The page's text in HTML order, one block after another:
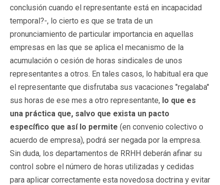
conclusión cuando el representante está en incapacidad
temporal?-, lo cierto es que se trata de un
pronunciamiento de particular importancia en aquellas
empresas en las que se aplica el mecanismo de la
acumulación o cesión de horas sindicales de unos
representantes a otros. En tales casos, lo habitual era que
el representante que disfrutaba sus vacaciones "regalaba"
sus horas de ese mes a otro representante, lo que es
una práctica que, salvo que exista un pacto
específico que así lo permite (en convenio colectivo o
acuerdo de empresa), podrá ser negada por la empresa.
Sin duda, los departamentos de RRHH deberán afinar su
control sobre el número de horas utilizadas y cedidas
para aplicar correctamente esta novedosa doctrina y evitar